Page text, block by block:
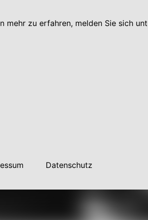
mehr zu erfahren, melden Sie sich
Datenschutz